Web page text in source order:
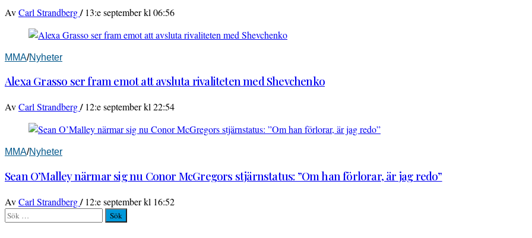
AvCarl Strandberg/ 13:e september kl 06:56
MMA/Nyheter
Alexa Grasso ser fram emot att avsluta rivaliteten med Shevchenko
AvCarl Strandberg/ 12:e september kl 22:54
MMA/Nyheter
Sean O’Malley närmar sig nu Conor McGregors stjärnstatus: ”Om han förlorar, är jag redo”
AvCarl Strandberg/ 12:e september kl 16:52
Sök
efter: